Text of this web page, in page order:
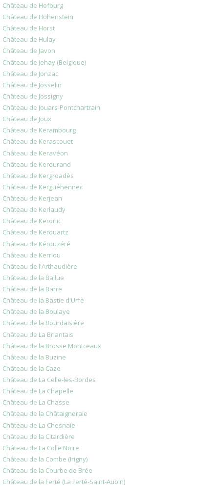
Château de Hofburg
Château de Hohenstein
Château de Horst
Château de Hulay
Château de Javon
Château de Jehay (Belgique)
Château de Jonzac
Château de Josselin
Château de Jossigny
Château de Jouars-Pontchartrain
Château de Joux
Château de Kerambourg
Château de Kerascouet
Château de Keravéon
Château de Kerdurand
Château de Kergroadès
Château de Kerguéhennec
Château de Kerjean
Château de Kerlaudy
Château de Keronic
Château de Kerouartz
Château de Kérouzéré
Château de Kerriou
Château de l'Arthaudière
Château de la Ballue
Château de la Barre
Château de la Bastie d'Urfé
Château de la Boulaye
Château de la Bourdaisière
Château de La Briantais
Château de la Brosse Montceaux
Château de la Buzine
Château de la Caze
Château de La Celle-les-Bordes
Château de La Chapelle
Château de La Chasse
Château de la Châtaigneraie
Château de La Chesnaie
Château de la Citardière
Château de La Colle Noire
Château de la Combe (Irigny)
Château de la Courbe de Brée
Château de la Ferté (La Ferté-Saint-Aubin)